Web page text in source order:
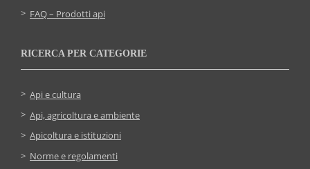
FAQ – Prodotti api
RICERCA PER CATEGORIE
Api e cultura
Api, agricoltura e ambiente
Apicoltura e istituzioni
Norme e regolamenti